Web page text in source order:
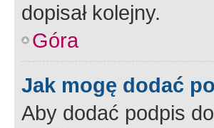
dopisał kolejny.
Góra
Jak mogę dodać
Aby dodać podpis